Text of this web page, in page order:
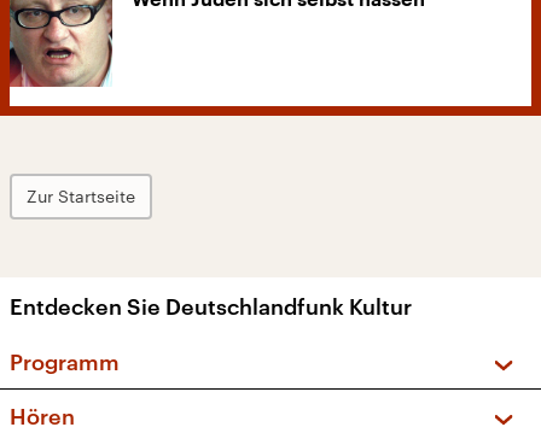
Zur Startseite
Entdecken Sie Deutschlandfunk Kultur
Programm
Hören